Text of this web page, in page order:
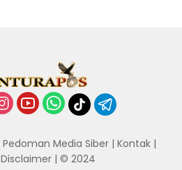
Pedoman Media Siber | Kontak |
Disclaimer | © 2024